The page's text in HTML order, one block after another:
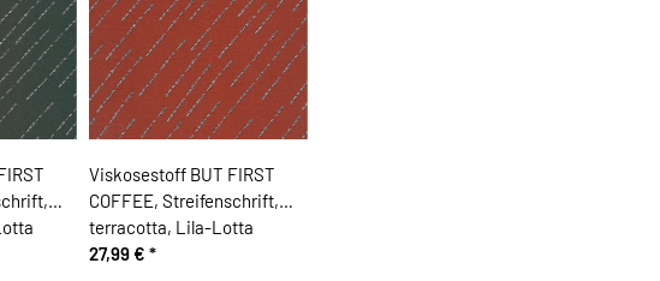
Viskosestoff BUT FIRST
COFFEE, Streifenschrift,
terracotta, Lila-Lotta
27,99 € *